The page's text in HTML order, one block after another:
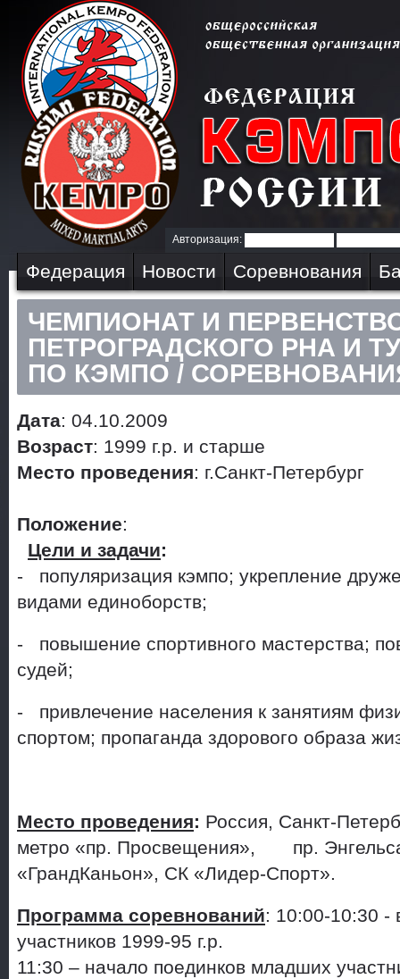
Авторизация:
Федерация Новости Соревнования
ЧЕМПИОНАТ И
ПЕТРОГРАДСКОГО РНА И
ПО КЭМПО /
Дата: 04.10.2009
Возраст: 1999 г.р. и старше
Место проведения: г.Санкт-Петербург
Положение:
Цели и задачи:
- популяризация кэмпо; укрепление
видами единоборств;
- повышение спортивного мастерства;
судей;
- привлечение населения к занятиям
спортом; пропаганда здорового образа
Место проведения: Россия, Санкт-
метро «пр. Просвещения», пр. Энгельса
«ГрандКаньон», СК «Лидер-Спорт».
Программа соревнований: 10:00-10:30 -
участников 1999-95 г.р.
11:30 – начало поединков младших